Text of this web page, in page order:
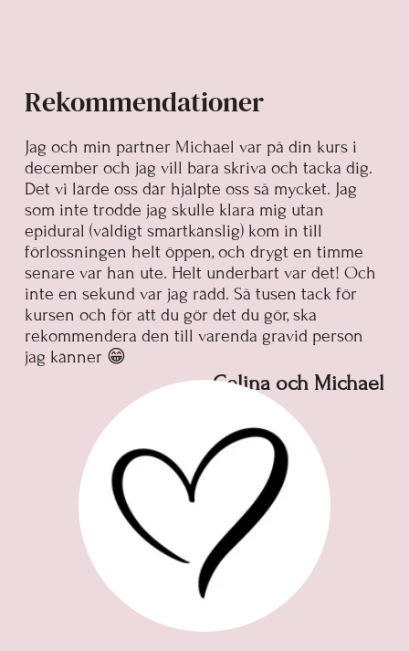
Rekommendationer
Jag och min partner Michael var på din kurs i
december och jag vill bara skriva och tacka dig.
Det vi lärde oss där hjälpte oss så mycket. Jag
som inte trodde jag skulle klara mig utan
epidural (väldigt smärtkänslig) kom in till
förlossningen helt öppen, och drygt en timme
senare var han ute. Helt underbart var det! Och
inte en sekund var jag rädd. Så tusen tack för
kursen och för att du gör det du gör, ska
rekommendera den till varenda gravid person
jag känner 😁
Celina och Michael